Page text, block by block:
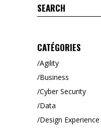
Search
for:
CATÉGORIES
Agility
Business
Cyber Security
Data
Design Experience